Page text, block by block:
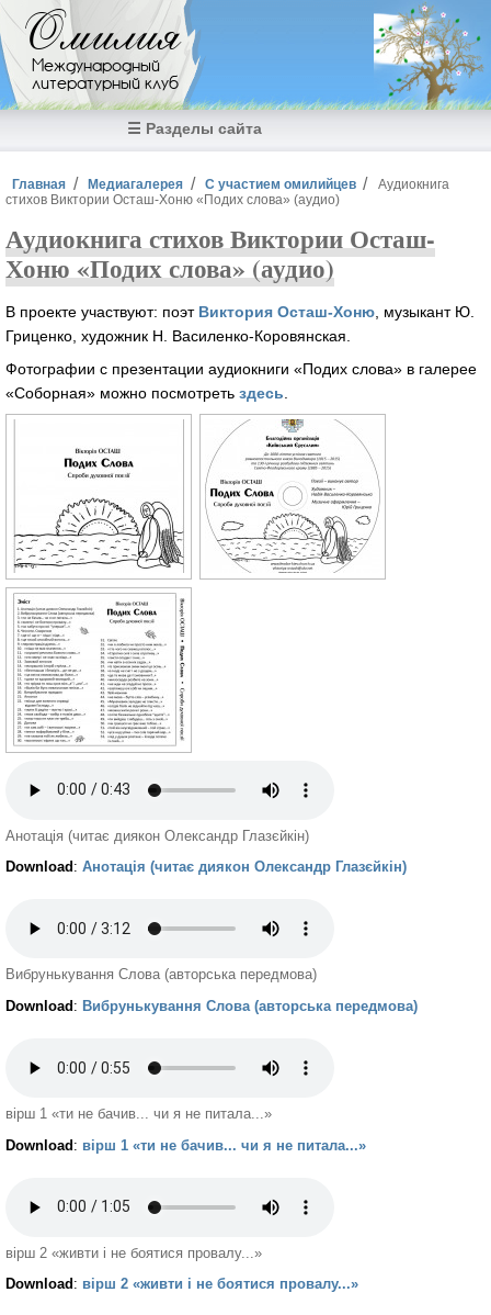
Перейти к основному содержанию
Омилия
Международный
литературный клуб
☰ Разделы сайта
Вы здесь
Главная Медиагалерея С участием омилийцев
Аудиокнига
стихов Виктории Осташ-Хоню «Подих слова» (аудио)
Аудиокнига стихов Виктории Осташ-
Хоню «Подих слова» (аудио)
В проекте участвуют: поэт Виктория Осташ-Хоню , музыкант Ю.
Гриценко, художник Н. Василенко-Коровянская.
Фотографии с презентации аудиокниги «Подих слова» в галерее
«Соборная» можно посмотреть здесь
Анотація (читає диякон Олександр Глазєйкін)
Download : Анотація (читає диякон Олександр Глазєйкін)
Вибрунькування Слова (авторська передмова)
Download : Вибрунькування Слова (авторська передмова)
вірш 1 «ти не бачив... чи я не питала...»
Download : вірш 1 «ти не бачив... чи я не питала...»
вірш 2 «живти і не боятися провалу...»
Download : вірш 2 «живти і не боятися провалу...»